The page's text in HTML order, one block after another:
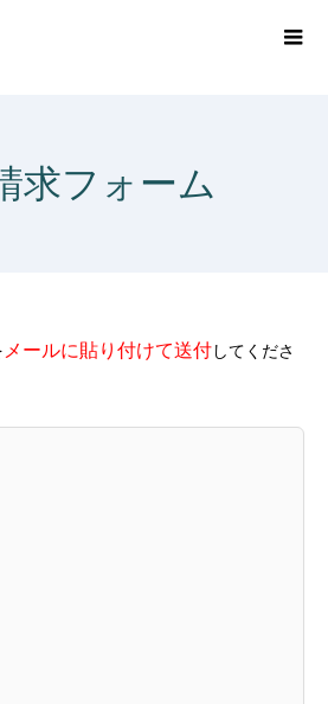
求フォーム
メールに貼り付けて送付してくださ